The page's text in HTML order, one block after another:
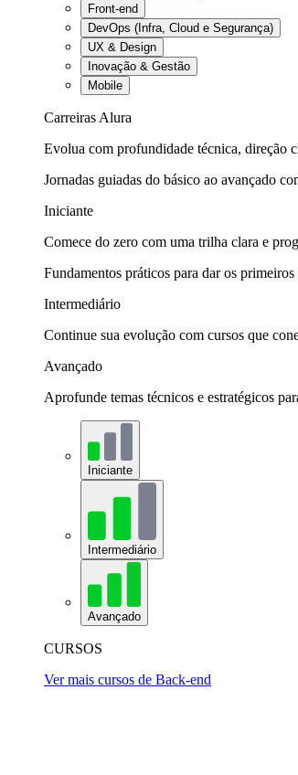
Front-end
DevOps (Infra, Cloud e Segurança)
UX & Design
Inovação & Gestão
Mobile
Carreiras Alura
Evolua com profundidade técnica, direção
Jornadas guiadas do básico ao avançado
Iniciante
Comece do zero com uma trilha clara e
Fundamentos práticos para dar os
Intermediário
Continue sua evolução com cursos que
Avançado
Aprofunde temas técnicos e estratégicos
Iniciante
Intermediário
Avançado
CURSOS
Ver mais cursos de Back-end